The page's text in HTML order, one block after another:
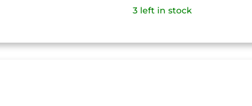
3 left in stock